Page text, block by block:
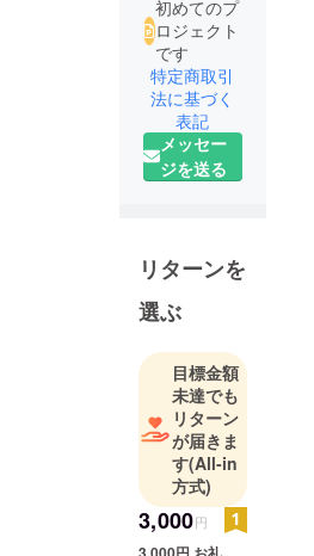
初めてのプ
ロジェクト
です
特定商取引
法に基づく
表記
メッセー
ジを送る
リターンを
選ぶ
目標金額
未達でも
リターン
が届きま
す(All-in
方式)
3,000円